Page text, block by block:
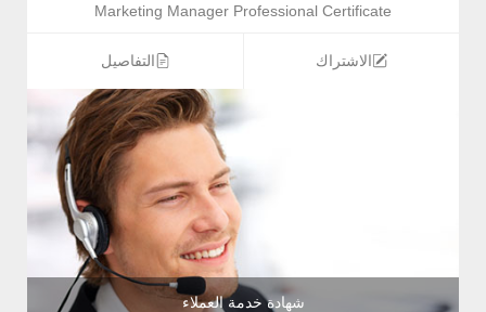
Marketing Manager Professional Certificate
الاشتراك التفاصيل
شهادة خدمة العملاء